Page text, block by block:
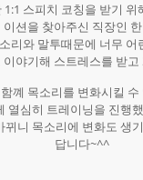
스피치 코칭을 받기 위
이션을 찾아주신 직장인
리와 말투때문에 너무 어
이야기해 스트레스를 받
꼐 목소리를 변화시킬
열심히 트레이닝을 진행
뀌니 목소리에 변화도 생
답니다~^^